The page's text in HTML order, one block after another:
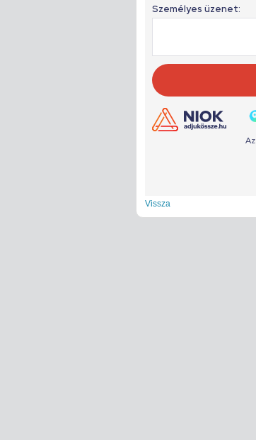
Vissza